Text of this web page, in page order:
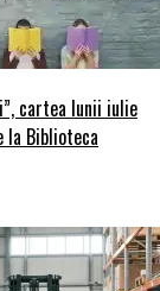
cartea lunii iulie
la Biblioteca